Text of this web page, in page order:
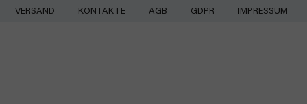
Zum
VERSAND KONTAKTE AGB GDPR IMPRESSUM